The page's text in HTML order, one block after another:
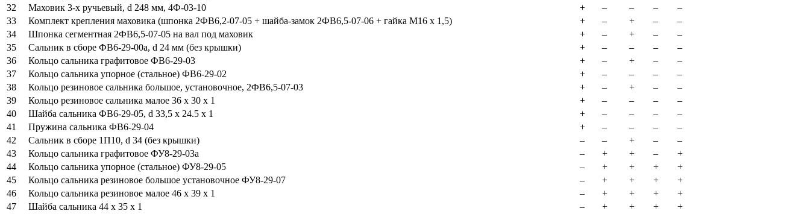
32
Маховик 3-х ручьевый, d 248 мм, 4Ф-03-10 + – – –
–
33
Комплект крепления маховика (шпонка 2ФВ6,2-07-05 + шайба-замок 2ФВ6,5-07-06 + гайка М16 х 1,5) + – + –
–
34
Шпонка сегментная 2ФВ6,5-07-05 на вал под маховик + – + –
–
35
Сальник в сборе ФВ6-29-00а, d 24 мм (без крышки) + – – –
–
36
Кольцо сальника графитовое ФВ6-29-03 + – + –
–
37
Кольцо сальника упорное (стальное) ФВ6-29-02 + – – –
–
38
Кольцо резиновое сальника большое, установочное, 2ФВ6,5-07-03 + – + –
–
39
Кольцо резиновое сальника малое 36 х 30 х 1 + – – –
–
40
Шайба сальника ФВ6-29-05, d 33,5 х 24.5 х 1 + – – –
–
41
Пружина сальника ФВ6-29-04 + – – –
–
42
Сальник в сборе 1П10, d 34 (без крышки) – – + –
–
43
Кольцо сальника графитовое ФУ8-29-03а – + + –
+
44
Кольцо сальника упорное (стальное) ФУ8-29-05 – + + +
+
45
Кольцо сальника резиновое большое установочное ФУ8-29-07 – + + +
+
46
Кольцо сальника резиновое малое 46 х 39 х 1 – + + +
+
47
Шайба сальника 44 х 35 х 1 – + + + +